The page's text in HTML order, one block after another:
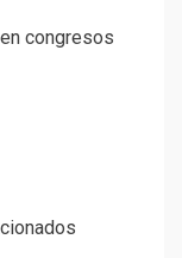
congresos